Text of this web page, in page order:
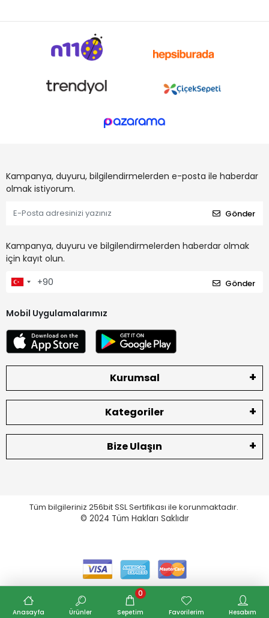
Kampanya, duyuru, bilgilendirmelerden e-posta ile haberdar
olmak istiyorum.
Gönder
Kampanya, duyuru ve bilgilendirmelerden haberdar olmak
için kayıt olun.
Gönder
Mobil Uygulamalarımız
Kurumsal
Kategoriler
Bize Ulaşın
Tüm bilgileriniz 256bit SSL Sertifikası ile korunmaktadır.
© 2024 Tüm Hakları Saklıdır
Anasayfa Ürünler Sepetim
0
Favorilerim Hesabım